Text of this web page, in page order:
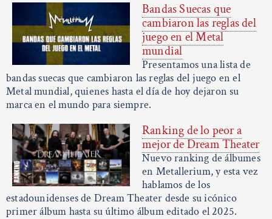
Bandas Suecas que
cambiaron las reglas del
juego en el Metal
mundial
Presentamos una lista de
bandas suecas que cambiaron las reglas del juego en el
Metal mundial, quienes hasta el día de hoy dejaron su
marca en el mundo para siempre.
Ranking de lo peor a
mejor de Dream Theater
Nuevo ranking de álbumes
en Metallerium, y esta vez
hablamos de los
estadounidenses de Dream Theater desde su icónico
primer álbum hasta su último álbum editado el 2025.